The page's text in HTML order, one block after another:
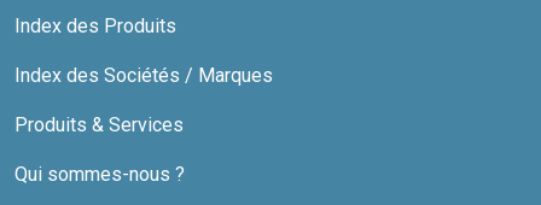
Index des Produits
Index des Sociétés / Marques
Produits & Services
Qui sommes-nous ?